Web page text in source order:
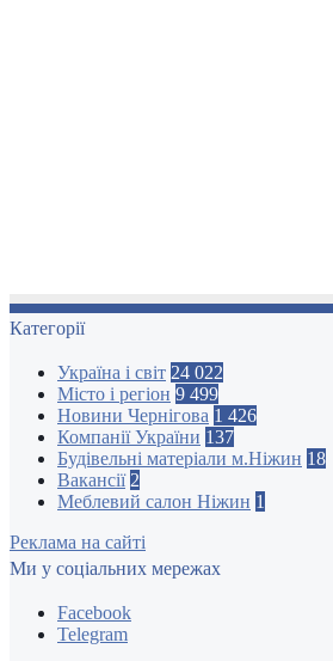
Категорії
Україна і світ 24 022
Місто і регіон 9 499
Новини Чернігова 1 426
Компанії України 137
Будівельні матеріали м.Ніжин 18
Вакансії 2
Меблевий салон Ніжин 1
Реклама на сайті
Ми у соціальних мережах
Facebook
Telegram